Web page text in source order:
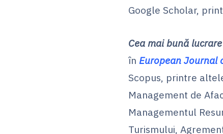
Google Scholar,
Cea mai bună lucrare
în European Journal
Scopus, printre
Management de
Managementul
Turismului,